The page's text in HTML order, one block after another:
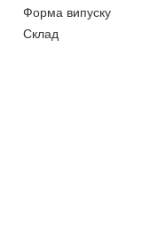
Форма випуску
Склад